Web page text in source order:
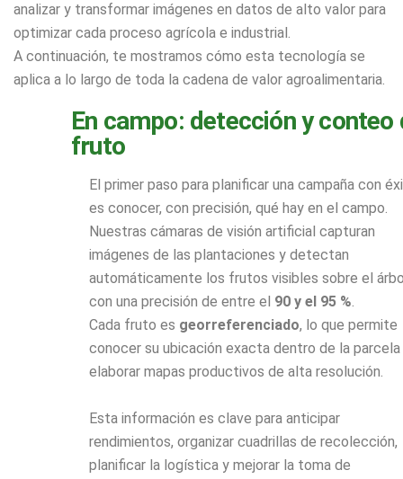
analizar y transformar imágenes en datos de alto valor para
optimizar cada proceso agrícola e industrial.
A continuación, te mostramos cómo esta tecnología se
aplica a lo largo de toda la cadena de valor agroalimentaria.
En campo: detección y conteo
fruto
El primer paso para planificar una campaña con
es conocer, con precisión, qué hay en el campo.
Nuestras cámaras de visión artificial capturan
imágenes de las plantaciones y detectan
automáticamente los frutos visibles sobre el
con una precisión de entre el 90 y el 95 %.
Cada fruto es georreferenciado, lo que permite
conocer su ubicación exacta dentro de la parcela
elaborar mapas productivos de alta resolución.
Esta información es clave para anticipar
rendimientos, organizar cuadrillas de recolección,
planificar la logística y mejorar la toma de